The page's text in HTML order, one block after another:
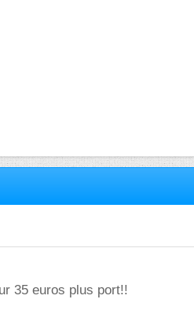
35 euros plus port!!